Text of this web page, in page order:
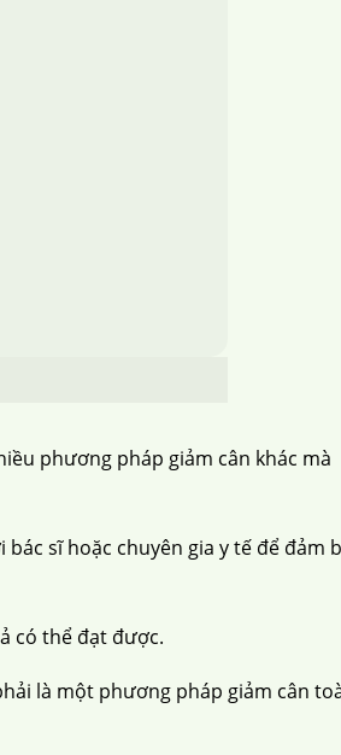
phương pháp giảm cân khác mà
sĩ hoặc chuyên gia y tế để đảm
có thể đạt được.
là một phương pháp giảm cân